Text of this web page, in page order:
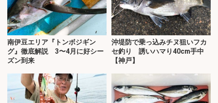
南伊豆エリア『トンボジギン
グ』徹底解説 3〜4月に好シー
ズン到来
沖堤防で乗っ込みチヌ狙いフカ
セ釣り 誘いハマり40cm手中
【神戸】